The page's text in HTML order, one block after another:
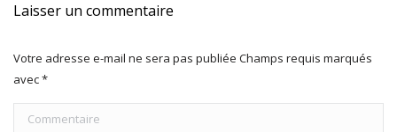
Laisser un commentaire
Votre adresse e-mail ne sera pas publiée Champs requis marqués
avec*
Commentaire